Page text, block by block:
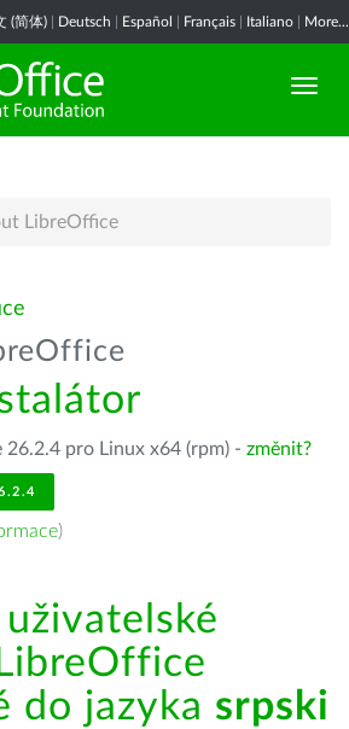
(简体) Deutsch Español Français Italiano More...
LibreOffice
pro Linux x64 (rpm) - změnit?
)
do jazyka srpski